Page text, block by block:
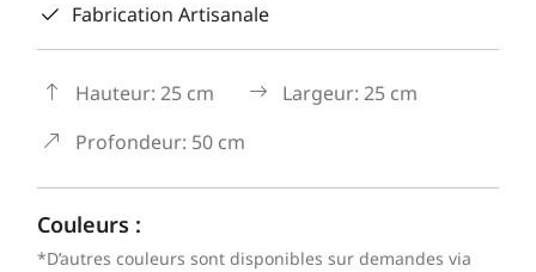
Fabrication Artisanale
Hauteur: 25 cm
Largeur: 25 cm
Profondeur: 50 cm
Couleurs :
*D’autres couleurs sont disponibles sur demandes via